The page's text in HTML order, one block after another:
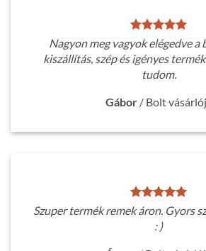
Nagyon meg vagyok elégedve a
kiszállítás, szép és igényes
tudom.
Gábor / Bolt
Szuper termék remek áron. Gyors
: )